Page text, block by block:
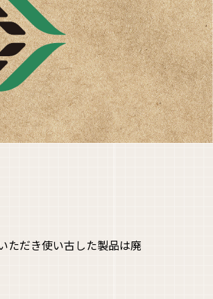
ただき使い古した製品は廃